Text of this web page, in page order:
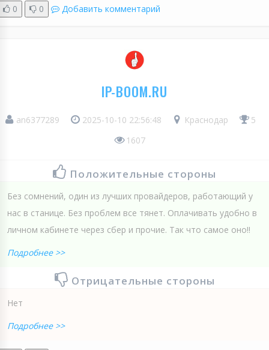
0 0 Добавить комментарий
IP-BOOM.RU
an6377289 2025-10-10 22:56:48 Краснодар
5
1607
Положительные стороны
Без сомнений, один из лучших провайдеров, работающий у
нас в станице. Без проблем все тянет. Оплачивать удобно в
личном кабинете через сбер и прочие. Так что самое оно!!
Подробнее >>
Отрицательные стороны
Нет
Подробнее >>